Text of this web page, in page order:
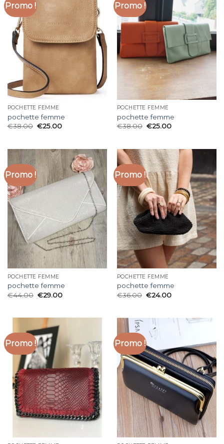
Promo !
POCHETTE FEMME
pochette femme
€38.00 €25.00
Promo !
POCHETTE FEMME
pochette femme
€38.00 €25.00
Promo !
POCHETTE FEMME
pochette femme
€44.00 €29.00
Promo !
POCHETTE FEMME
pochette femme
€36.00 €24.00
Promo ! Promo !